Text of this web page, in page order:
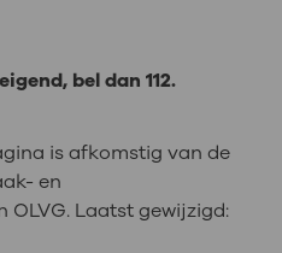
bel dan 112.
is afkomstig van de
en
Laatst gewijzigd: